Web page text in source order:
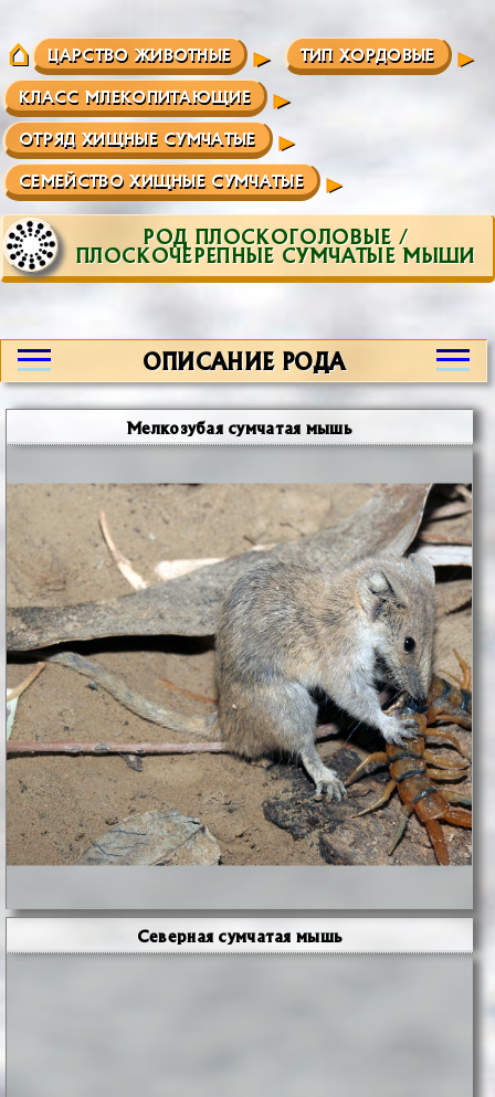
ЦАРСТВО ЖИВОТНЫЕ ТИП ХОРДОВЫЕ
КЛАСС МЛЕКОПИТАЮЩИЕ
ОТРЯД ХИЩНЫЕ СУМЧАТЫЕ
СЕМЕЙСТВО ХИЩНЫЕ СУМЧАТЫЕ
РОД ПЛОСКОГОЛОВЫЕ /
ПЛОСКОЧЕРЕПНЫЕ СУМЧАТЫЕ МЫШИ
ОПИСАНИЕ РОДА
Мелкозубая сумчатая мышь
Северная сумчатая мышь